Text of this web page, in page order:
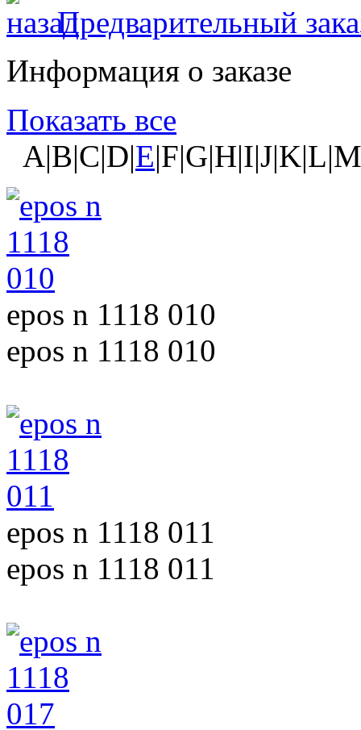
Предварительный
Информация о заказе
Показать все
A|B|C|D|E
epos n 1118 010
epos n 1118 010
epos n 1118 011
epos n 1118 011